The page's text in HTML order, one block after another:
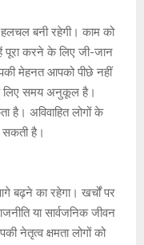
बनी रहेगी। काम को
करने के लिए जी-जान
मेहनत आपको पीछे नहीं
लिए समय अनुकूल है।
है। अविवाहित लोगों के
है।
का रहेगा। खर्चों पर
या सार्वजनिक जीवन
नेतृत्व क्षमता लोगों को